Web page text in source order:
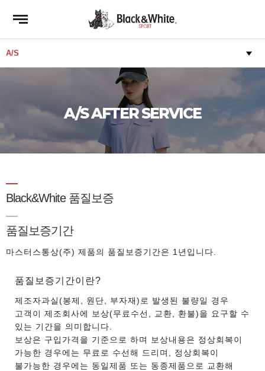
A/S AFTER SERVICE
Black&White 품질보증
품질보증기간
마스터스통상(주) 제품의 품질보증기간은 1년입니다.
품질보증기간이란?
제조자과실(봉제, 원단, 부자재)로 발생된 불량일 경우
고객이 제조회사에 보상(무료수선, 교환, 환불)을 요구할 수
있는 기간을 의미합니다.
보상은 구입가격을 기준으로 하며 보상내용은 정상회복이
가능한 경우에는 무료로 수선해 드리며, 정상회복이
불가능한 경우에는 동일제품 또는 동종제품으로 교환해